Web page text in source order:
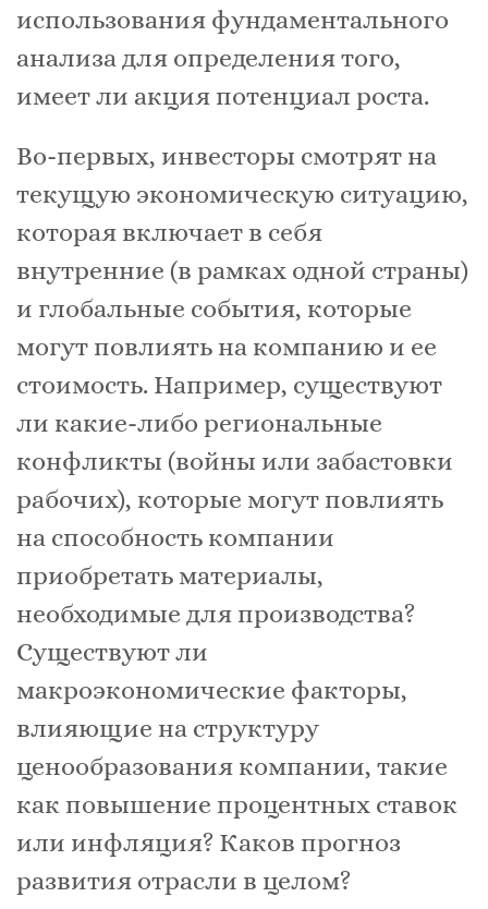
использования фундаментального
анализа для определения того,
имеет ли акция потенциал роста.
Во-первых, инвесторы смотрят на
текущую экономическую ситуацию,
которая включает в себя
внутренние (в рамках одной страны)
и глобальные события, которые
могут повлиять на компанию и ее
стоимость. Например, существуют
ли какие-либо региональные
конфликты (войны или забастовки
рабочих), которые могут повлиять
на способность компании
приобретать материалы,
необходимые для производства?
Существуют ли
макроэкономические факторы,
влияющие на структуру
ценообразования компании, такие
как повышение процентных ставок
или инфляция? Каков прогноз
развития отрасли в целом?